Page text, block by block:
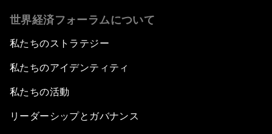
世界経済フォーラムについて
私たちのストラテジー
私たちのアイデンティティ
私たちの活動
リーダーシップとガバナンス